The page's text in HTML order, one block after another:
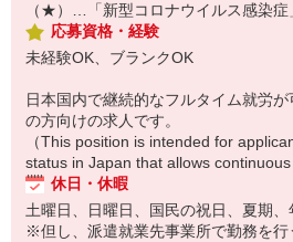
（★）…「新型コロナウイルス感染症
応募資格・経験
未経験OK、ブランクOK
日本国内で継続的なフルタイム就労
の方向けの求人です。
（This position is intended for
status in Japan that allows continuous
休日・休暇
土曜日、日曜日、国民の祝日、夏期、
※但し、派遣就業先事業所で勤務を